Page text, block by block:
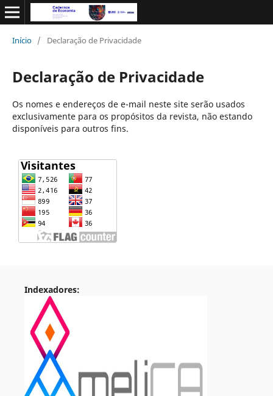
Início / Declaração de Privacidade
Declaração de Privacidade
Os nomes e endereços de e-mail neste site serão usados
exclusivamente para os propósitos da revista, não estando
disponíveis para outros fins.
Indexadores: